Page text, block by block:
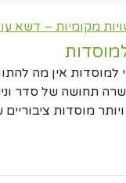
למוסדות אין מה
תחושה של סדר
מוסדות ציבוריים